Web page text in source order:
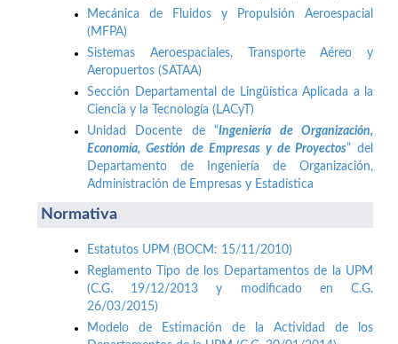
Mecánica de Fluidos y Propulsión Aeroespacial
(MFPA)
Sistemas Aeroespaciales, Transporte Aéreo y
Aeropuertos (SATAA)
Sección Departamental de Lingüística Aplicada a la
Ciencia y la Tecnología (LACyT)
Unidad Docente de “Ingeniería de Organización,
Economía, Gestión de Empresas y de Proyectos” del
Departamento de Ingeniería de Organización,
Administración de Empresas y Estadística
Normativa
Estatutos UPM (BOCM: 15/11/2010)
Reglamento Tipo de los Departamentos de la UPM
(C.G. 19/12/2013 y modificado en C.G.
26/03/2015)
Modelo de Estimación de la Actividad de los